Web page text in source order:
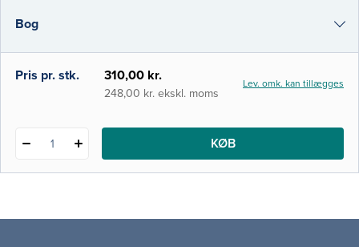
Bog
i-bog
Pris pr. stk. 310,00 kr.
248,00 kr. ekskl. moms
Lev. omk. kan tillægges
1 KØB